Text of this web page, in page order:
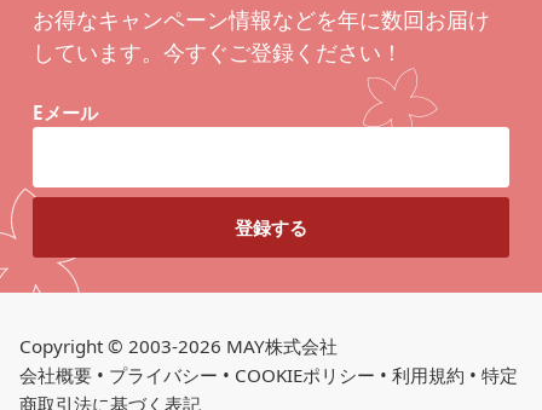
お得なキャンペーン情報などを年に数回お届け
しています。今すぐご登録ください！
Eメール
Copyright © 2003-2026 MAY株式会社
会社概要 • プライバシー • COOKIEポリシー • 利用規約 • 特定
商取引法に基づく表記